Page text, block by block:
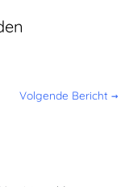
Volgende Bericht →